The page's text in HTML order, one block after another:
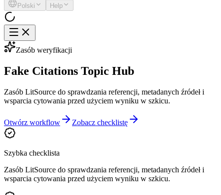
Polski Help
Zasób weryfikacji
Fake Citations Topic Hub
Zasób LitSource do sprawdzania referencji, metadanych źródeł i
wsparcia cytowania przed użyciem wyniku w szkicu.
Otwórz workflow Zobacz checklistę
Szybka checklista
Zasób LitSource do sprawdzania referencji, metadanych źródeł i
wsparcia cytowania przed użyciem wyniku w szkicu.